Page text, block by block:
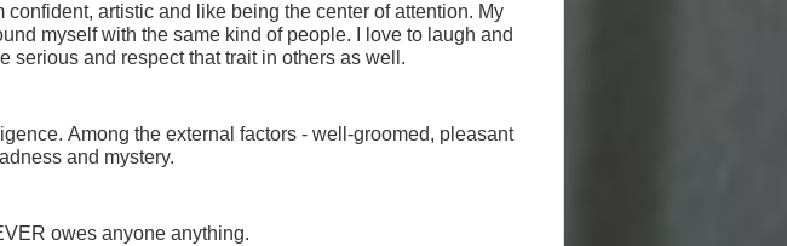
artistic and like being the center of attention. My
myself with the same kind of people. I love to laugh and
where to be serious and respect that trait in others as well.
Among the external factors - well-groomed, pleasant
and mystery.
owes anyone anything.